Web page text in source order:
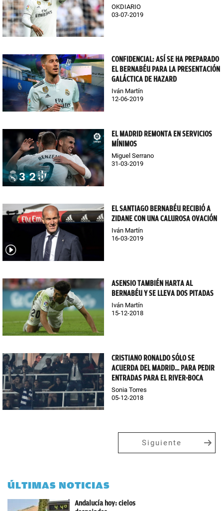
OKDIARIO
03-07-2019
CONFIDENCIAL: ASÍ SE HA PREPARADO
EL BERNABÉU PARA LA PRESENTACIÓN
GALÁCTICA DE HAZARD
Iván Martín
12-06-2019
EL MADRID REMONTA EN SERVICIOS
MÍNIMOS
Miguel Serrano
31-03-2019
EL SANTIAGO BERNABÉU RECIBIÓ A
ZIDANE CON UNA CALUROSA OVACIÓN
Iván Martín
16-03-2019
ASENSIO TAMBIÉN HARTA AL
BERNABÉU Y SE LLEVA DOS PITADAS
Iván Martín
15-12-2018
CRISTIANO RONALDO SÓLO SE
ACUERDA DEL MADRID... PARA PEDIR
ENTRADAS PARA EL RIVER-BOCA
Sonia Torres
05-12-2018
Siguiente
ÚLTIMAS NOTICIAS
Andalucía hoy: cielos